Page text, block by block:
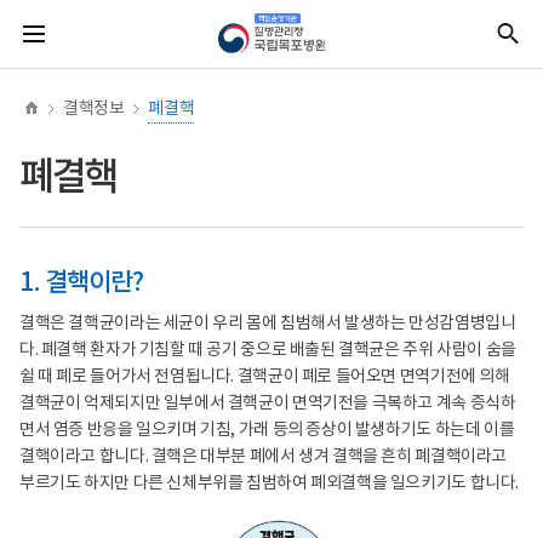
767px
이
질
병
병
원
(로
고)
통
합
검
전
체
메
결핵정보 폐결핵
폐결핵
작
1. 결핵이란?
결핵은 결핵균이라는 세균이 우리 몸에 침범해서 발생하는 만성감염병입니
다. 폐결핵 환자가 기침할 때 공기 중으로 배출된 결핵균은 주위 사람이 숨을
쉴 때 폐로 들어가서 전염됩니다. 결핵균이 폐로 들어오면 면역기전에 의해
결핵균이 억제되지만 일부에서 결핵균이 면역기전을 극복하고 계속 증식하
면서 염증 반응을 일으키며 기침, 가래 등의 증상이 발생하기도 하는데 이를
결핵이라고 합니다. 결핵은 대부분 폐에서 생겨 결핵을 흔히 폐결핵이라고
부르기도 하지만 다른 신체부위를 침범하여 폐외결핵을 일으키기도 합니다.
료